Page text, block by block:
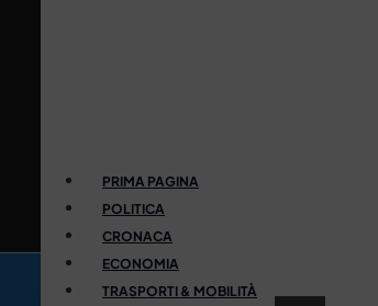
PRIMA PAGINA
POLITICA
CRONACA
ECONOMIA
TRASPORTI & MOBILITÀ